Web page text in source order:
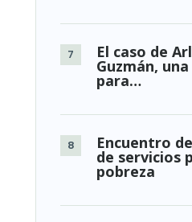
El caso de
Guzmán,
para…
Encuentro
de servicios
pobreza